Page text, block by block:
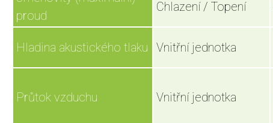
proud
Chlazení / Topení
Hladina akustického tlaku Vnitřní jednotka
Průtok vzduchu Vnitřní jednotka